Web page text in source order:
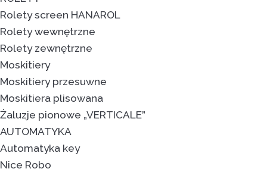
Rolety screen HANAROL
Rolety wewnętrzne
Rolety zewnętrzne
Moskitiery
Moskitiery przesuwne
Moskitiera plisowana
Żaluzje pionowe „VERTICALE”
AUTOMATYKA
Automatyka key
Nice Robo